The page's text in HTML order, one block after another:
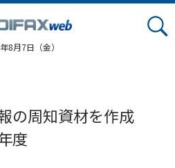
8月7日（金）
の周知資材を作成
度